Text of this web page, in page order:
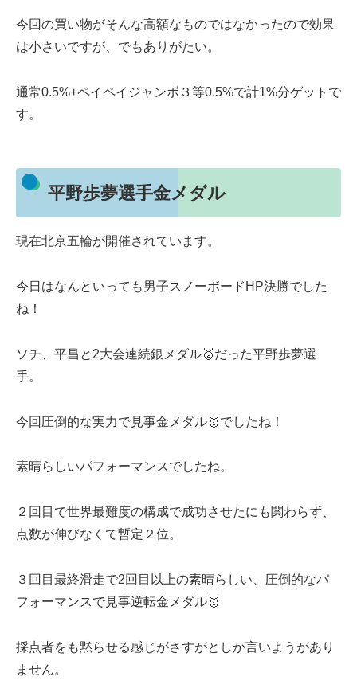
今回の買い物がそんな高額なものではなかったので効果
は小さいですが、でもありがたい。
通常0.5%+ペイペイジャンボ３等0.5%で計1%分ゲットで
す。
平野歩夢選手金メダル
現在北京五輪が開催されています。
今日はなんといっても男子スノーボードHP決勝でした
ね！
ソチ、平昌と2大会連続銀メダル🥈だった平野歩夢選
手。
今回圧倒的な実力で見事金メダル🥇でしたね！
素晴らしいパフォーマンスでしたね。
２回目で世界最難度の構成で成功させたにも関わらず、
点数が伸びなくて暫定２位。
３回目最終滑走で2回目以上の素晴らしい、圧倒的なパ
フォーマンスで見事逆転金メダル🥇
採点者をも黙らせる感じがさすがとしか言いようがあり
ません。